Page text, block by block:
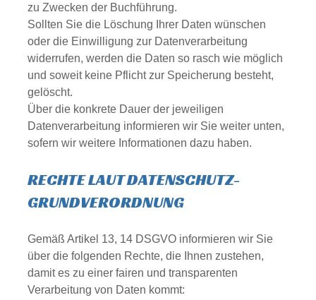
zu Zwecken der Buchführung.
Sollten Sie die Löschung Ihrer Daten wünschen
oder die Einwilligung zur Datenverarbeitung
widerrufen, werden die Daten so rasch wie möglich
und soweit keine Pflicht zur Speicherung besteht,
gelöscht.
Über die konkrete Dauer der jeweiligen
Datenverarbeitung informieren wir Sie weiter unten,
sofern wir weitere Informationen dazu haben.
RECHTE LAUT DATENSCHUTZ-
GRUNDVERORDNUNG
Gemäß Artikel 13, 14 DSGVO informieren wir Sie
über die folgenden Rechte, die Ihnen zustehen,
damit es zu einer fairen und transparenten
Verarbeitung von Daten kommt: